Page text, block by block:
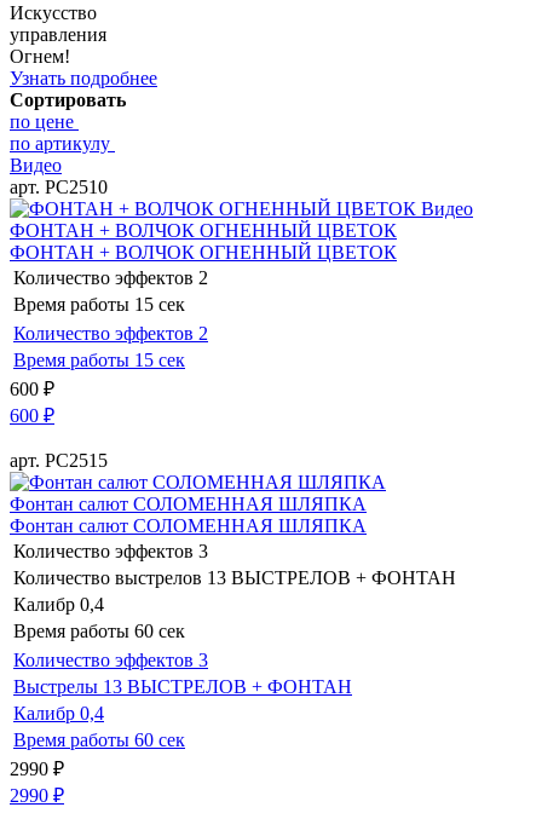
Искусство
управления
Огнем!
Узнать подробнее
Сортировать
по цене
по артикулу
Видео
арт. РС2510
Видео
ФОНТАН + ВОЛЧОК ОГНЕННЫЙ ЦВЕТОК
ФОНТАН + ВОЛЧОК ОГНЕННЫЙ ЦВЕТОК
Количество эффектов 2
Время работы 15 сек
Количество эффектов 2
Время работы 15 сек
600 ₽
600 ₽
арт. РС2515
Фонтан салют СОЛОМЕННАЯ ШЛЯПКА
Фонтан салют СОЛОМЕННАЯ ШЛЯПКА
Количество эффектов 3
Количество выстрелов 13 ВЫСТРЕЛОВ + ФОНТАН
Калибр 0,4
Время работы 60 сек
Количество эффектов 3
Выстрелы 13 ВЫСТРЕЛОВ + ФОНТАН
Калибр 0,4
Время работы 60 сек
2990 ₽
2990 ₽